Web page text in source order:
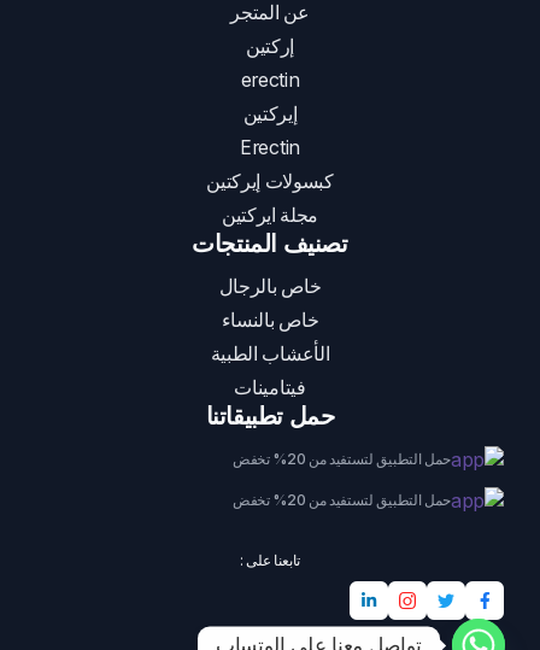
عن المتجر
إركتين
erectin
إيركتين
Erectin
كبسولات إيركتين
مجلة ايركتين
تصنيف المنتجات
خاص بالرجال
خاص بالنساء
الأعشاب الطبية
فيتامينات
حمل تطبيقاتنا
حمل التطبيق لتستفيد من 20% تخفض
حمل التطبيق لتستفيد من 20% تخفض
تابعنا على :
تواصل معنا على الوتساب